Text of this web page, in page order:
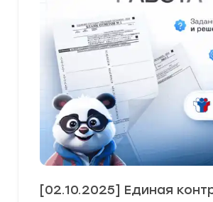
[02.10.2025] Единая